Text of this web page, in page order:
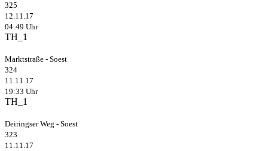
325
12.11.17
04:49 Uhr
TH_1
Marktstraße - Soest
324
11.11.17
19:33 Uhr
TH_1
Deiringser Weg - Soest
323
11.11.17